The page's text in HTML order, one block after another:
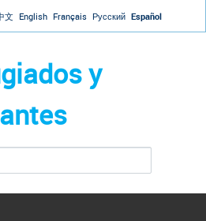
to navigation
文 English Français Русский Español
y